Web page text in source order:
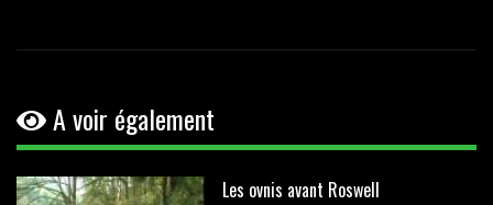
A voir également
Les ovnis avant Roswell